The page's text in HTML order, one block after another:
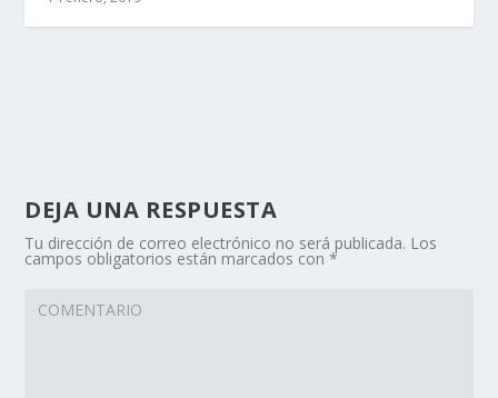
DEJA UNA RESPUESTA
Tu dirección de correo electrónico no será publicada. Los
campos obligatorios están marcados con*